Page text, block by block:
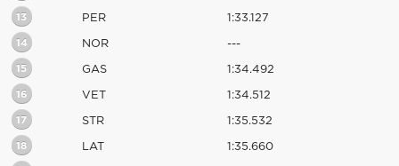
13 PER 1:33.127
14 NOR ---
15 GAS 1:34.492
16 VET 1:34.512
17 STR 1:35.532
18 LAT 1:35.660